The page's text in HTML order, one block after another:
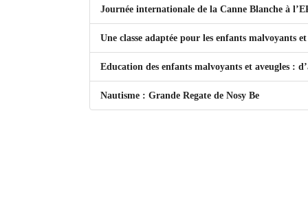
Identifiant oublié ?
Mot de passe oublié ?
Journée internationale de la Canne Blanche à
Une classe adaptée pour les enfants malvoyants et
Education des enfants malvoyants et aveugles :
Nautisme : Grande Regate de Nosy Be